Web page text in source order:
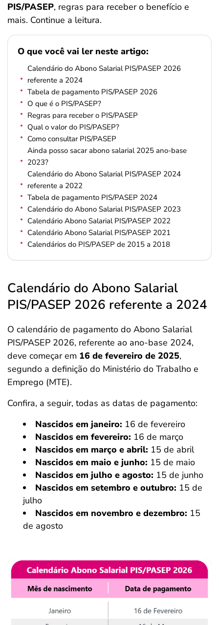
PIS/PASEP, regras para receber o benefício e
mais. Continue a leitura.
O que você vai ler neste artigo:
Calendário do Abono Salarial PIS/PASEP 2026
referente a 2024
Tabela de pagamento PIS/PASEP 2026
O que é o PIS/PASEP?
Regras para receber o PIS/PASEP
Qual o valor do PIS/PASEP?
Como consultar PIS/PASEP
Ainda posso sacar abono salarial 2025 ano-base
2023?
Calendário do Abono Salarial PIS/PASEP 2024
referente a 2022
Tabela de pagamento PIS/PASEP 2024
Calendário do Abono Salarial PIS/PASEP 2023
Calendário Abono Salarial PIS/PASEP 2022
Calendário Abono Salarial PIS/PASEP 2021
Calendários do PIS/PASEP de 2015 a 2018
Calendário do Abono Salarial
PIS/PASEP 2026 referente a 2024
O calendário de pagamento do Abono Salarial
PIS/PASEP 2026, referente ao ano-base 2024,
deve começar em 16 de fevereiro de 2025,
segundo a definição do Ministério do Trabalho e
Emprego (MTE).
Confira, a seguir, todas as datas de pagamento:
Nascidos em janeiro: 16 de fevereiro
Nascidos em fevereiro: 16 de março
Nascidos em março e abril: 15 de abril
Nascidos em maio e junho: 15 de maio
Nascidos em julho e agosto: 15 de junho
Nascidos em setembro e outubro: 15 de
julho
Nascidos em novembro e dezembro: 15
de agosto